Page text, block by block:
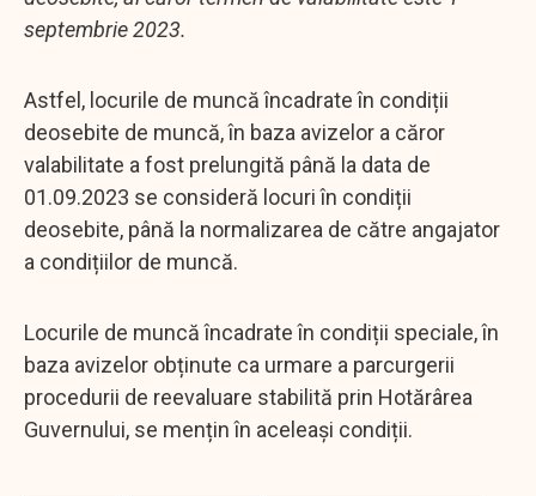
septembrie 2023.
Astfel, locurile de muncă încadrate în condiții
deosebite de muncă, în baza avizelor a căror
valabilitate a fost prelungită până la data de
01.09.2023 se consideră locuri în condiții
deosebite, până la normalizarea de către angajator
a condițiilor de muncă.
Locurile de muncă încadrate în condiții speciale, în
baza avizelor obținute ca urmare a parcurgerii
procedurii de reevaluare stabilită prin Hotărârea
Guvernului, se mențin în aceleași condiții.